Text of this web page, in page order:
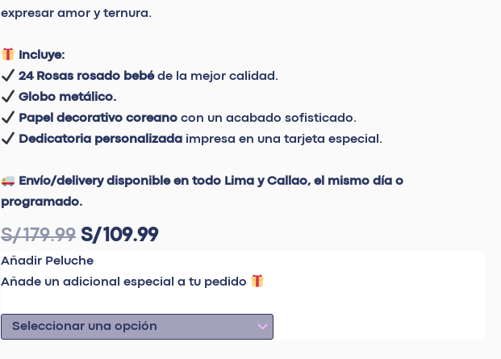
expresar amor y ternura.
Incluye:
24 Rosas rosado bebéde la mejor calidad.
Globo metálico.
Papel decorativo coreano con un acabado sofisticado.
Dedicatoria personalizada impresa en una tarjeta especial.
Envío/delivery disponible en todo Lima y Callao, el mismo día o
programado.
S/179.99 S/109.99
Añadir Peluche
Añade un adicional especial a tu pedido
cantidad